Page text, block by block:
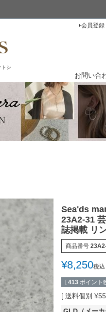
シ
会員登録
お問い合
Sea'ds
23A2-31
誌掲載 リ
商品番号
¥8,250税込
[ 413 ポイント
送料個別 ¥